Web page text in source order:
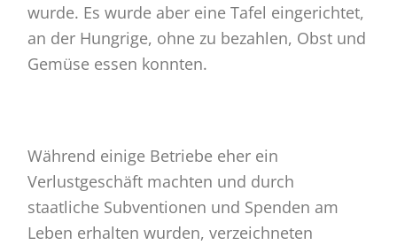
wurde. Es wurde aber eine Tafel eingerichtet,
an der Hungrige, ohne zu bezahlen, Obst und
Gemüse essen konnten.
Während einige Betriebe eher ein
Verlustgeschäft machten und durch
staatliche Subventionen und Spenden am
Leben erhalten wurden, verzeichneten